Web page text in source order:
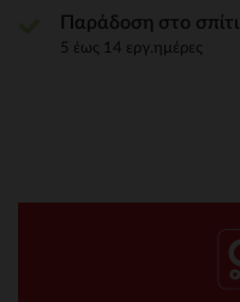
Παράδοση στο σπίτι
5 έως 14 εργ.ημέρες